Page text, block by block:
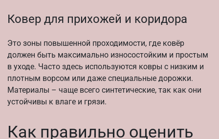
Ковер для прихожей и коридора
Это зоны повышенной проходимости, где ковёр
должен быть максимально износостойким и простым
в уходе. Часто здесь используются ковры с низким и
плотным ворсом или даже специальные дорожки.
Материалы – чаще всего синтетические, так как они
устойчивы к влаге и грязи.
Как правильно оценить